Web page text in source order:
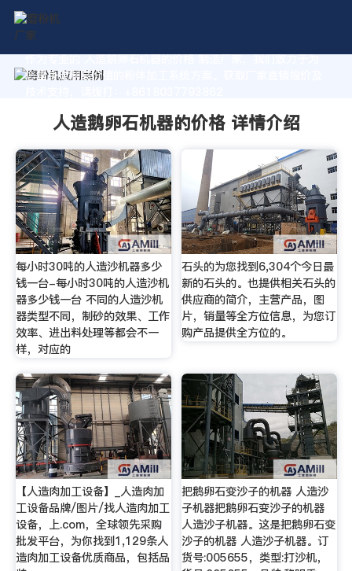
作为专业的 人造鹅卵石机器的价格 制造厂家，我们致力于为
您量身定制高价值的粉体加工系统方案。获取厂家直销报价及
人造鹅卵石机器的价格 详情介绍
每小时30吨的人造沙机器多少
钱一台-每小时30吨的人造沙机
器多少钱一台 不同的人造沙机
器类型不同，制砂的效果、工作
效率、进出料处理等都会不一
样，对应的
石头的为您找到6,304个今日最
新的石头的。也提供相关石头的
供应商的简介，主营产品，图
片，销量等全方位信息，为您订
购产品提供全方位的。
【人造肉加工设备】_人造肉加
工设备品牌/图片/找人造肉加工
设备，上.com，全球领先采购
批发平台，为你找到1,129条人
造肉加工设备优质商品，包括品
把鹅卵石变沙子的机器 人造沙
子机器把鹅卵石变沙子的机器
人造沙子机器。这是把鹅卵石变
沙子的机器 人造沙子机器。订
货号:005655，类型:打沙机，